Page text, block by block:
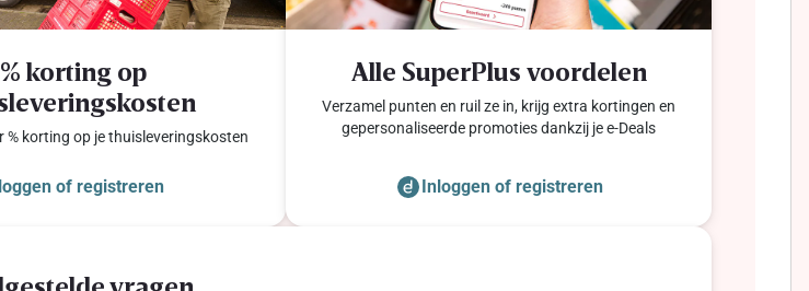
% korting op
% korting op je thuisleveringskosten
of registreren
Alle SuperPlus voordelen
Verzamel punten en ruil ze in, krijg extra kortingen en
gepersonaliseerde promoties dankzij je e-Deals
Inloggen of registreren
vragen